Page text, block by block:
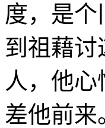
度，是
到祖藉
人，他
差他前来